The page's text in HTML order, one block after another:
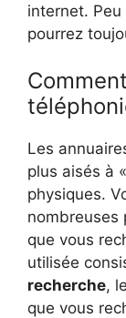
internet. Peu
pourrez
Les
plus aisés à
physiques.
nombreuses
que vous
utilisée
recherche,
que vous